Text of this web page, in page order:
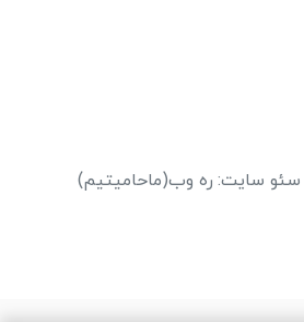
سئو سایت: ره وب(ماحامیتیم)